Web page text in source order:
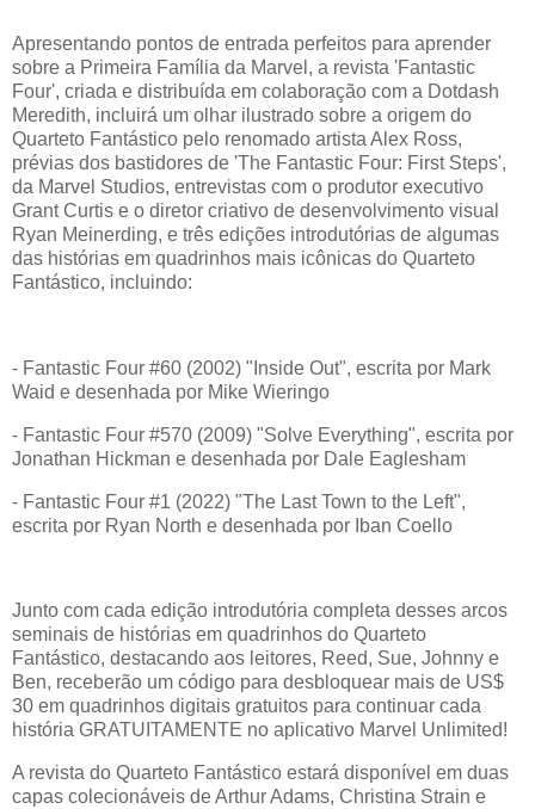
Apresentando pontos de entrada perfeitos para aprender
sobre a Primeira Família da Marvel, a revista 'Fantastic
Four', criada e distribuída em colaboração com a Dotdash
Meredith, incluirá um olhar ilustrado sobre a origem do
Quarteto Fantástico pelo renomado artista Alex Ross,
prévias dos bastidores de 'The Fantastic Four: First Steps',
da Marvel Studios, entrevistas com o produtor executivo
Grant Curtis e o diretor criativo de desenvolvimento visual
Ryan Meinerding, e três edições introdutórias de algumas
das histórias em quadrinhos mais icônicas do Quarteto
Fantástico, incluindo:
- Fantastic Four #60 (2002) "Inside Out", escrita por Mark
Waid e desenhada por Mike Wieringo
- Fantastic Four #570 (2009) "Solve Everything", escrita por
Jonathan Hickman e desenhada por Dale Eaglesham
- Fantastic Four #1 (2022) "The Last Town to the Left",
escrita por Ryan North e desenhada por Iban Coello
Junto com cada edição introdutória completa desses arcos
seminais de histórias em quadrinhos do Quarteto
Fantástico, destacando aos leitores, Reed, Sue, Johnny e
Ben, receberão um código para desbloquear mais de US$
30 em quadrinhos digitais gratuitos para continuar cada
história GRATUITAMENTE no aplicativo Marvel Unlimited!
A revista do Quarteto Fantástico estará disponível em duas
capas colecionáveis ​​de Arthur Adams, Christina Strain e